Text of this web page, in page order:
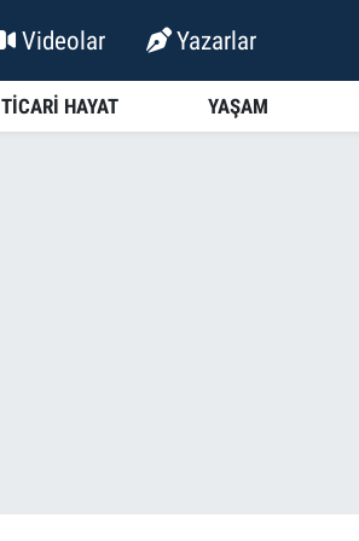
Videolar Yazarlar
TİCARİ HAYAT YAŞAM